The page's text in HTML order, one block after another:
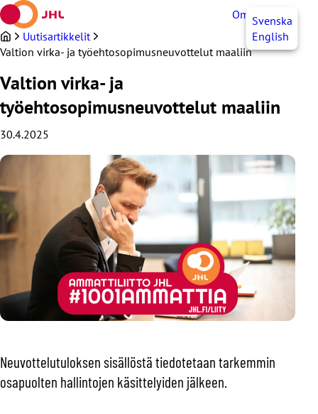
Siirry
sisältöön
OmaJHLSvenska
English
Uutisartikkelit
Valtion virka- ja työehtosopimusneuvottelut maaliin
Valtion virka- ja
työehtosopimusneuvottelut maaliin
30.4.2025
Neuvottelutuloksen sisällöstä tiedotetaan tarkemmin
osapuolten hallintojen käsittelyiden jälkeen.